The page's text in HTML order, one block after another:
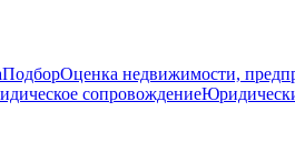
ПодборОценка недвижимости,
сопровождение